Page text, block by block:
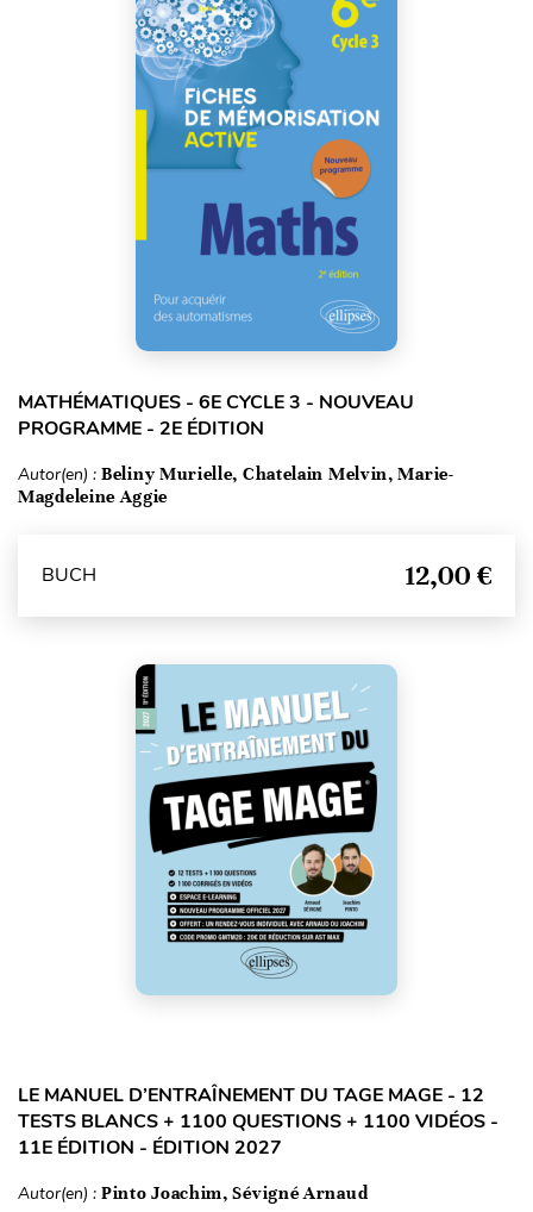
MATHÉMATIQUES - 6E CYCLE 3 - NOUVEAU
PROGRAMME - 2E ÉDITION
Autor(en) : Beliny Murielle, Chatelain Melvin, Marie-
Magdeleine Aggie
BUCH 12,00 €
LE MANUEL D’ENTRAÎNEMENT DU TAGE MAGE - 12
TESTS BLANCS + 1100 QUESTIONS + 1100 VIDÉOS -
11E ÉDITION - ÉDITION 2027
Autor(en) : Pinto Joachim, Sévigné Arnaud